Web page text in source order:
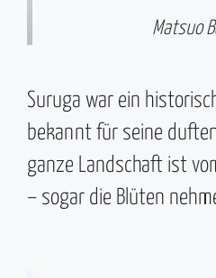
Matsuo
Suruga war ein
bekannt für seine
ganze Landschaft ist
– sogar die Blüten